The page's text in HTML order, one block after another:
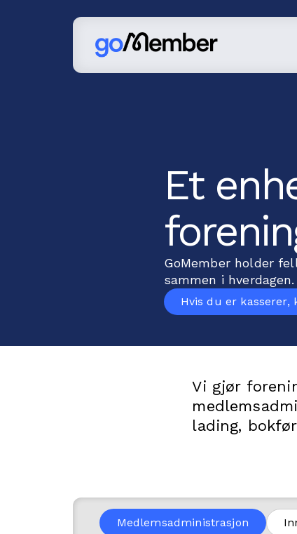
Et
GoMember holder
sammen i hverdagen.
Hvis du er kasserer,
Vi gjør
lading,
Medlemsadministrasjon